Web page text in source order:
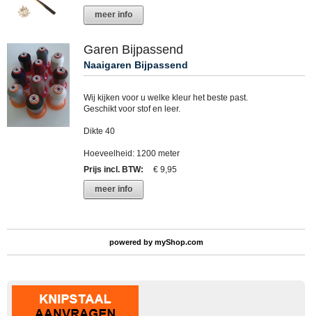
meer info
Garen Bijpassend
Naaigaren Bijpassend
Wij kijken voor u welke kleur het beste past.
Geschikt voor stof en leer.
Dikte 40
Hoeveelheid: 1200 meter
Prijs incl. BTW:
€ 9,95
meer info
powered by myShop.com